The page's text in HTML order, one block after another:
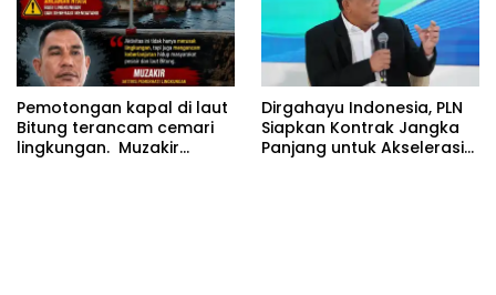
Pemotongan kapal di laut
Bitung terancam cemari
lingkungan. Muzakir
Dirgahayu Indonesia, PLN
Siapkan Kontrak Jangka
Panjang untuk Akselerasi